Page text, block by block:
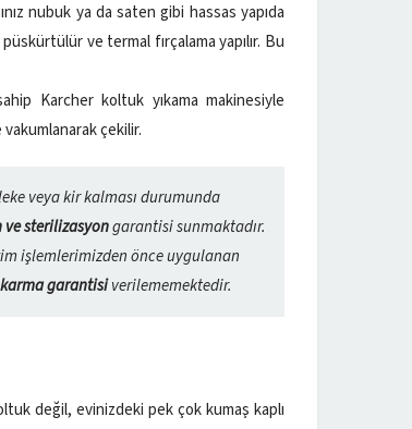
nubuk ya da saten gibi hassas yapıda
ve termal fırçalama yapılır. Bu
Karcher koltuk yıkama makinesiyle
vakumlanarak çekilir.
veya kir kalması durumunda
ve sterilizasyongarantisi sunmaktadır.
işlemlerimizden önce uygulanan
garantisiverilememektedir.
değil, evinizdeki pek çok kumaş kaplı